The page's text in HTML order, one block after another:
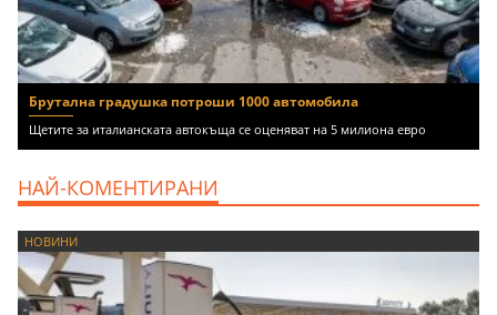
Брутална градушка потроши 1000 автомобила
Щетите за италианската автокъща се оценяват на 5 милиона евро
НАЙ-КОМЕНТИРАНИ
НОВИНИ